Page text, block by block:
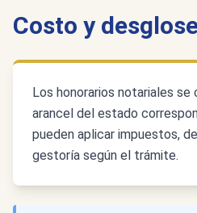
Costo y
Los honorarios notariales
arancel del estado
pueden aplicar impuestos,
gestoría según el trámite.